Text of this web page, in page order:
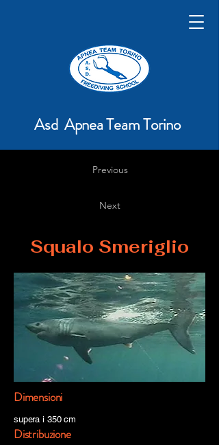
Asd Apnea Team Torino
Previous
Next
Squalo Smeriglio
Dimensioni
supera i 350 cm
Distribuzione